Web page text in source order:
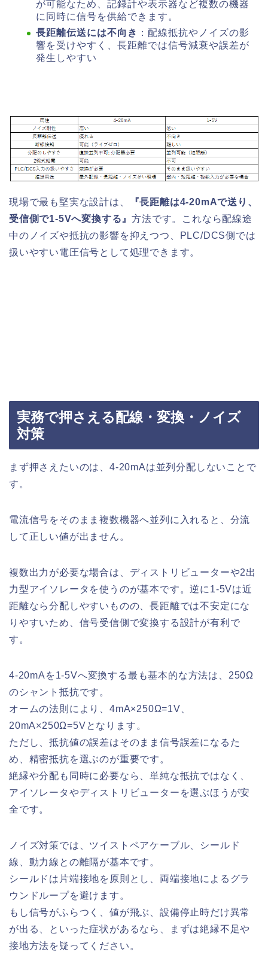
が可能なため、記録計や表示器など複数の機器
に同時に信号を供給できます。
長距離伝送には不向き ：配線抵抗やノイズの影
響を受けやすく、長距離では信号減衰や誤差が
発生しやすい
現場で最も堅実な設計は、
『長距離は4-20mAで送り、
受信側で1-5Vへ変換する』方法です。これなら配線途
中のノイズや抵抗の影響を抑えつつ、PLC/DCS側では
扱いやすい電圧信号として処理できます。
実務で押さえる配線・変換・ノイズ
対策
まず押さえたいのは、4-20mAは並列分配しないことで
す。
電流信号をそのまま複数機器へ並列に入れると、分流
して正しい値が出ません。
複数出力が必要な場合は、ディストリビューターや2出
力型アイソレータを使うのが基本です。逆に1-5Vは近
距離なら分配しやすいものの、長距離では不安定にな
りやすいため、信号受信側で変換する設計が有利で
す。
4-20mAを1-5Vへ変換する最も基本的な方法は、250Ω
のシャント抵抗です。
オームの法則により、4mA×250Ω=1V、
20mA×250Ω=5Vとなります。
ただし、抵抗値の誤差はそのまま信号誤差になるた
め、精密抵抗を選ぶのが重要です。
絶縁や分配も同時に必要なら、単純な抵抗ではなく、
アイソレータやディストリビューターを選ぶほうが安
全です。
ノイズ対策では、ツイストペアケーブル、シールド
線、動力線との離隔が基本です。
シールドは片端接地を原則とし、両端接地によるグラ
ウンドループを避けます。
もし信号がふらつく、値が飛ぶ、設備停止時だけ異常
が出る、といった症状があるなら、まずは絶縁不足や
接地方法を疑ってください。